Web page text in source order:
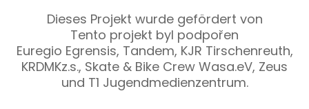
Dieses Projekt wurde gefördert von
Tento projekt byl podpořen
Euregio Egrensis, Tandem, KJR Tirschenreuth,
KRDMKz.s., Skate & Bike Crew Wasa.eV, Zeus
und T1 Jugendmedienzentrum.